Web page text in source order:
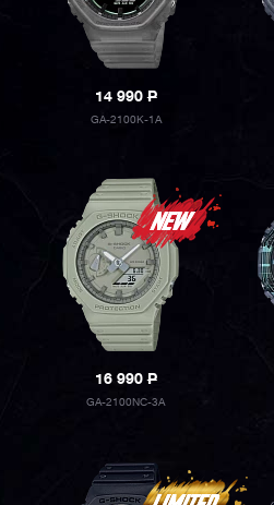
14 990P
GA-2100K-1A
16 990P
GA-2100NC-3A